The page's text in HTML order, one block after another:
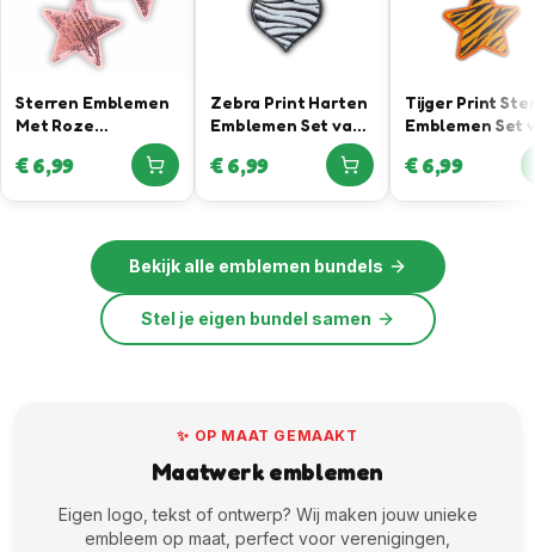
Sterren Emblemen
Met Roze
€6,99
Zebra Print Harten
Emblemen Set van
€6,99
Tijger Print
Emblemen Set
€6,99
Bekijk alle emblemen bundels
Stel je eigen bundel samen
✨ OP MAAT GEMAAKT
Maatwerk emblemen
Eigen logo, tekst of ontwerp? Wij maken jouw unieke
embleem op maat, perfect voor verenigingen,